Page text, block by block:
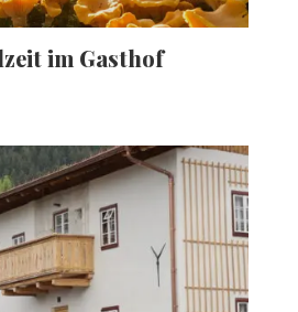
im Gasthof